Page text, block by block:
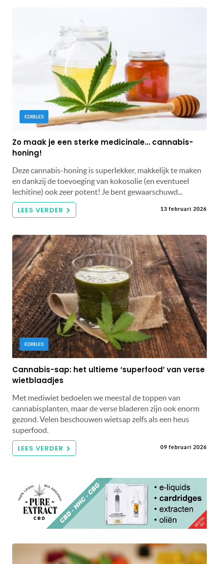
EDIBLES
Zo maak je een sterke medicinale… cannabis-
honing!
Deze cannabis-honing is superlekker, makkelijk te maken
en dankzij de toevoeging van kokosolie (en eventueel
lechitine) ook zeer potent! Je bent gewaarschuwd...
LEES VERDER 13 februari 2026
EDIBLES
Cannabis-sap: het ultieme ‘superfood’ van verse
wietblaadjes
Met mediwiet bedoelen we meestal de toppen van
cannabisplanten, maar de verse bladeren zijn ook enorm
gezond. Velen beschouwen wietsap zelfs als een heus
superfood.
LEES VERDER 09 februari 2026